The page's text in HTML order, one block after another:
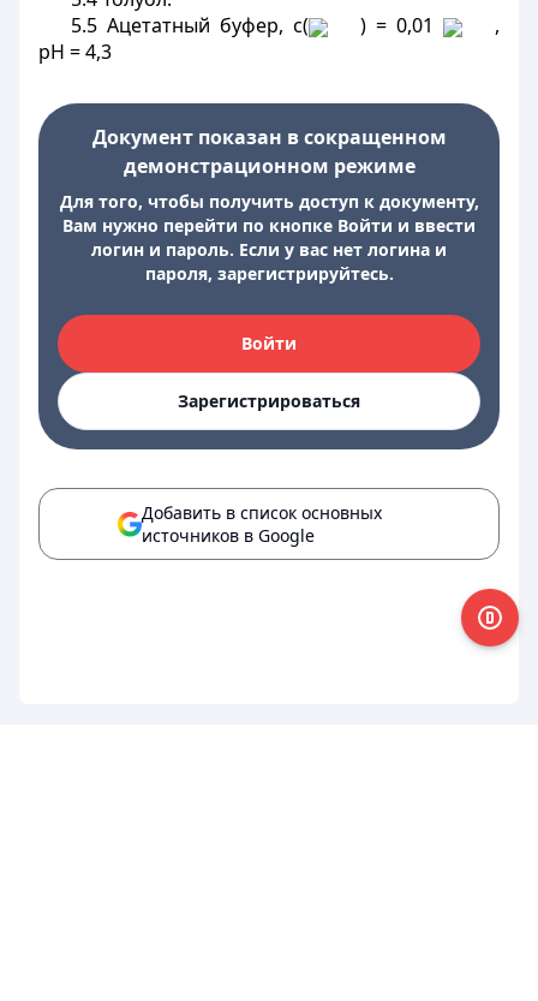
5.5 Ацетатный буфер, c(
) = 0,01
,
рН = 4,3
Документ показан в сокращенном
демонстрационном режиме
Для того, чтобы получить доступ к документу,
Вам нужно перейти по кнопке Войти и ввести
логин и пароль. Если у вас нет логина и
пароля, зарегистрируйтесь.
Войти
Зарегистрироваться
Добавить в список основных
источников в Google